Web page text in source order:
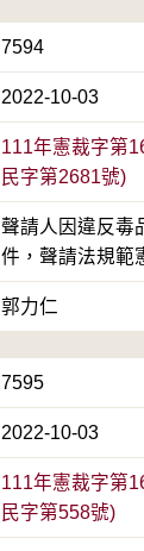
7594
2022-10-03
111年憲裁字第
民字第2681號)
聲請人因違反毒
件，聲請法規範
郭力仁
7595
2022-10-03
111年憲裁字第
民字第558號)